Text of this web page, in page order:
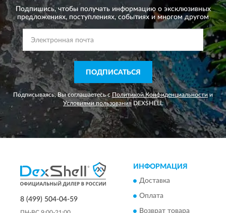
Подпишись, чтобы получать информацию о эксклюзивных
предложениях, поступлениях, событиях и многом другом
ПОДПИСАТЬСЯ
Подписываясь, Вы соглашаетесь сПолитикой Конфиденциальности и
Условиями пользования DEXSHELL
8 (499) 504-04-59
ИНФОРМАЦИЯ
Доставка
Оплата
Возврат товара